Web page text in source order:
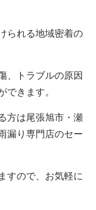
られる地域密着の
、トラブルの原因
できます。
方は尾張旭市・瀬
漏り専門店のセー
すので、お気軽に